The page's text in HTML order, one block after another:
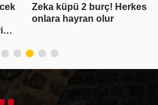
Zeka küpü 2 burç! Herkes
onlara hayran olur